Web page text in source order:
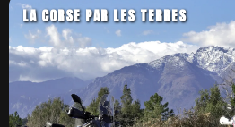
LA CORSE PAR LES TERRES